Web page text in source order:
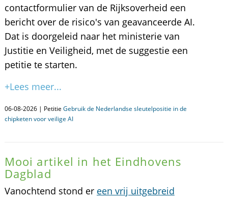
contactformulier van de Rijksoverheid een
bericht over de risico's van geavanceerde AI.
Dat is doorgeleid naar het ministerie van
Justitie en Veiligheid, met de suggestie een
petitie te starten.
+Lees meer...
06-08-2026 | Petitie Gebruik de Nederlandse sleutelpositie in de
chipketen voor veilige AI
Mooi artikel in het Eindhovens
Dagblad
Vanochtend stond er een vrij uitgebreid